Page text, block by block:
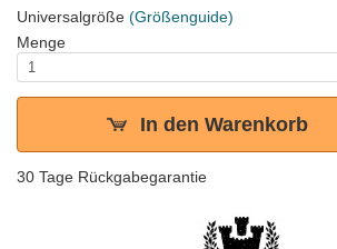
Universalgröße (Größenguide)
Menge
In den Warenkorb
30 Tage Rückgabegarantie